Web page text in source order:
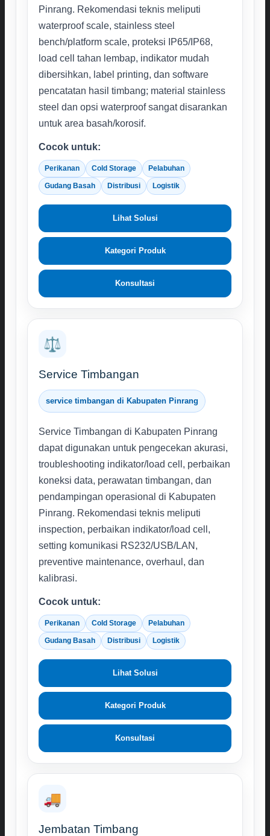
Pinrang. Rekomendasi teknis meliputi
waterproof scale, stainless steel
bench/platform scale, proteksi IP65/IP68,
load cell tahan lembap, indikator mudah
dibersihkan, label printing, dan software
pencatatan hasil timbang; material stainless
steel dan opsi waterproof sangat disarankan
untuk area basah/korosif.
Cocok untuk:
Perikanan Cold Storage Pelabuhan
Gudang Basah Distribusi Logistik
Lihat Solusi
Kategori Produk
Konsultasi
⚖️
Service Timbangan
service timbangan di Kabupaten Pinrang
Service Timbangan di Kabupaten Pinrang
dapat digunakan untuk pengecekan akurasi,
troubleshooting indikator/load cell, perbaikan
koneksi data, perawatan timbangan, dan
pendampingan operasional di Kabupaten
Pinrang. Rekomendasi teknis meliputi
inspection, perbaikan indikator/load cell,
setting komunikasi RS232/USB/LAN,
preventive maintenance, overhaul, dan
kalibrasi.
Cocok untuk:
Perikanan Cold Storage Pelabuhan
Gudang Basah Distribusi Logistik
Lihat Solusi
Kategori Produk
Konsultasi
🚚
Jembatan Timbang